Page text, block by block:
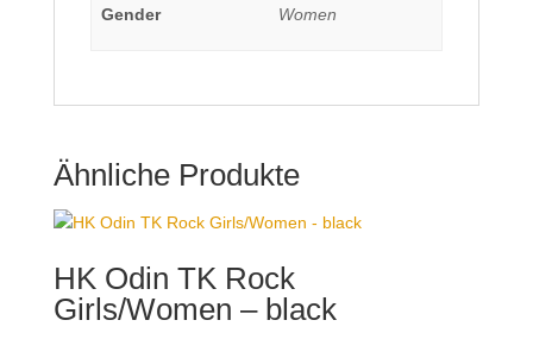
Gender Women
Ähnliche Produkte
HK Odin TK Rock
Girls/Women – black